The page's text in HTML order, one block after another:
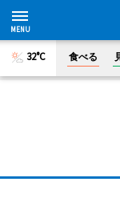
32°C 食べる